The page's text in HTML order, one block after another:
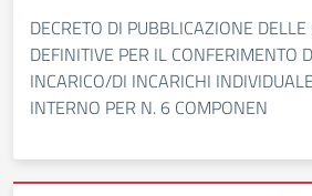
DECRETO DI PUBBLICAZIONE
DEFINITIVE PER IL CONFERIMENTO
INCARICO/DI INCARICHI
INTERNO PER N. 6 COMPONEN